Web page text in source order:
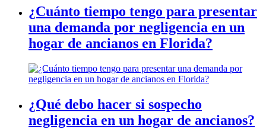
¿Cuánto tiempo tengo para presentar
una demanda por negligencia en un
hogar de ancianos en Florida?
¿Qué debo hacer si sospecho
negligencia en un hogar de ancianos?